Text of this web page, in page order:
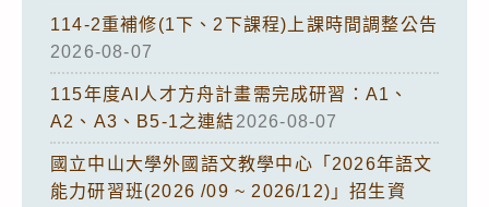
114-2重補修(1下、2下課程)上課時間調整公告
2026-08-07
115年度AI人才方舟計畫需完成研習：A1、
A2、A3、B5-1之連結2026-08-07
國立中山大學外國語文教學中心「2026年語文
能力研習班(2026 /09 ~ 2026/12)」招生資